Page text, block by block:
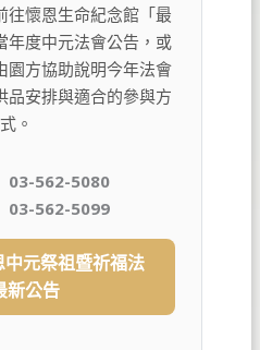
往懷恩生命紀念館「最
年度中元法會公告，或
園方協助說明今年法會
品安排與適合的參與方
式。
03-562-5080
03-562-5099
元祭祖暨祈福法
新公告